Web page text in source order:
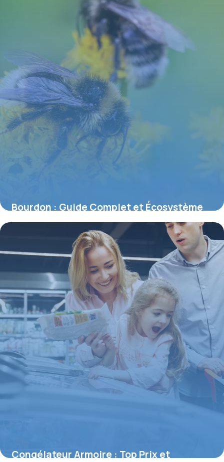
Bourdon : Guide Complet et Écosystème
2026
Congélateur Armoire : Top Prix et